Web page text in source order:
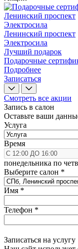
Ленинский проспект
Электросила
Ленинский проспект
Электросила
Лучший подарок
Подарочные
Подробнее
Записаться
Смотреть все акции
Запись в салон
Оставьте ваши
Услуга
Время
понедельника по
Выберите салон *
Имя *
Телефон *
Записаться на услугу